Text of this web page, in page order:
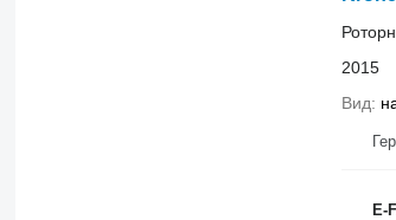
2015
Вид
E-